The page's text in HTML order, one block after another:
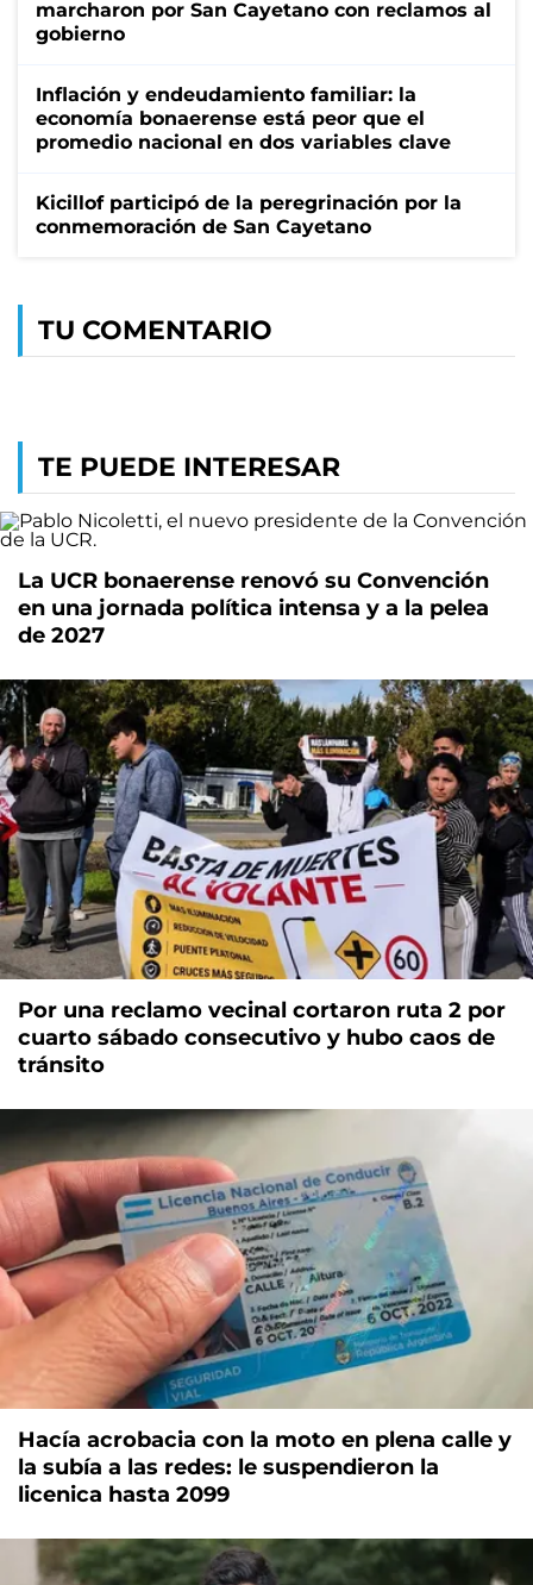
marcharon por San Cayetano con reclamos al
gobierno
Inflación y endeudamiento familiar: la
economía bonaerense está peor que el
promedio nacional en dos variables clave
Kicillof participó de la peregrinación por la
conmemoración de San Cayetano
TU COMENTARIO
TE PUEDE INTERESAR
La UCR bonaerense renovó su Convención
en una jornada política intensa y a la pelea
de 2027
Por una reclamo vecinal cortaron ruta 2 por
cuarto sábado consecutivo y hubo caos de
tránsito
Hacía acrobacia con la moto en plena calle y
la subía a las redes: le suspendieron la
licenica hasta 2099